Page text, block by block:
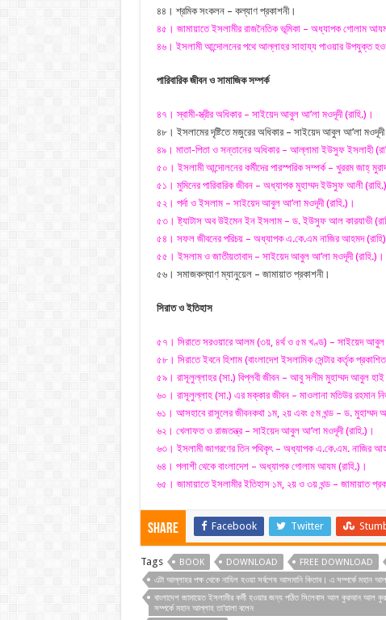
৪৪। শ্রমিক সংকলন – কল্যাণ প্রকাশনী।
৪৫। জামায়াতে ইসলামীর রাজনৈতিক ভূমিকা – অধ্যাপক গোলাম
৪৬। ইসলামী আন্দোলনের পথে আল্লাহর সাহায্য পাওয়ার উপযুক্ত
পারিবারিক জীবন ও সামাজিক সম্পর্ক
৪৭। স্বামী-স্ত্রীর অধিকার – সাইয়েদ আবুল আ’লা মওদূদী (রাহি.)।
৪৮। ইসলামের দৃষ্টিতে মজুরের অধিকার – সাইয়েদ আবুল আ’লা মওদূদী
৪৯। মাতা-পিতা ও সন্তানের অধিকার – আল্লামা ইউসুফ ইসলাহী
৫০। ইসলামী আন্দোলনের কর্মীদের পারস্পরিক সম্পর্ক – খুররম জাহ্
৫১। মুমিনের পারিবারিক জীবন – অধ্যাপক মুহাম্মদ ইউসুফ আলী
৫২। পর্দা ও ইসলাম – সাইয়েদ আবুল আ’লা মওদূদী (রাহি.)।
৫৩। ষ্ট্যাটাস অব উইমেন ইন ইসলাম – ড. ইউসুফ আল কারযাভী
৫৪। সফল জীবনের পরিচয় – অধ্যাপক এ.কে.এম নাজির আহমদ
৫৫। ইসলাম ও জাতীয়তাবাদ – সাইয়েদ আবুল আ’লা মওদূদী (রাহি.)।
৫৬। সমাজকল্যাণ ম্যানুয়েল – জামায়াত প্রকাশনী।
সিরাত ও ইতিহাস
৫৭। সিরাতে সরওয়ারে আলম (৩য়, ৪র্থ ও ৫ম খণ্ড) – সাইয়েদ আবুল
৫৮। সিরাতে ইবনে হিশাম (বাংলাদেশ ইসলামিক সেন্টার কর্তৃক
৫৯। রাসূলুল্লাহর (সা.) বিপ্লবী জীবন – আবু সলীম মুহাম্মদ আবুল হাই
৬০। রাসূলুল্লাহ (সা.) এর মক্কার জীবন – মাওলানা মতিউর রহমান
৬১। আসহাবে রাসূলের জীবনকথা ১ম, ২য় এবং ৫ম খন্ড – ড. মুহাম্মদ
৬২। খেলাফত ও রাজতন্ত্র – সাইয়েদ আবুল আ’লা মওদূদী (রাহি.)।
৬৩। ইসলামী জাগরণের তিন পথিকৃৎ – অধ্যাপক এ.কে.এম. নাজির
৬৪। পলাশী থেকে বাংলাদেশ – অধ্যাপক গোলাম আযম (রাহি.)।
৬৫। জামায়াতে ইসলামীর ইতিহাস ১ম, ২য় ও ৩য় খন্ড – জামায়াত
Share Facebook Twitter
Tags BOOK DOWNLOAD FREE DOWNLOAD
এটা আল্লাহর পক্ষ থেকে নাযিল হওয়া সর্বশেষ আসমানি কিতাব। এ সম্পর্কে মহান
বাংলাদেশ জামায়েত ইসলামীর কর্মী হওয়ার জন্য পঠিত সিলেবাস আল কুরআন আল
সম্পর্কে মহান আল্লাহ তা'য়ালা বলেন